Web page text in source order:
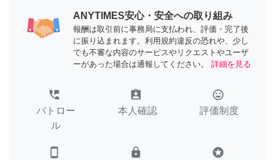
ANYTIMES安心・安全への取り組み
報酬は取引前に事務局に支払われ、評価・完了後
に振り込まれます。利用規約違反の恐れや、少し
でも不審な内容のサービスやリクエストやユーザ
ーがあった場合は通報してください。
詳細を見る
perm_phone_msg
パトロー
ル
assignment_ind
本人確認
tag_faces
評価制度
smartphone lock stars